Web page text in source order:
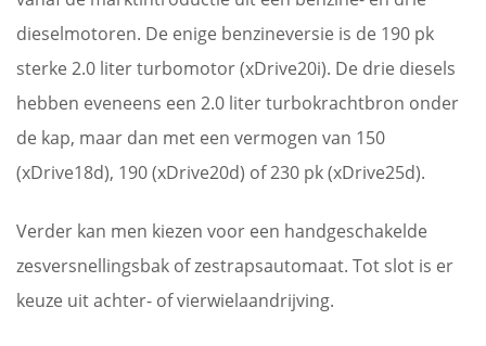
dieselmotoren. De enige benzineversie is de 190 pk
sterke 2.0 liter turbomotor (xDrive20i). De drie diesels
hebben eveneens een 2.0 liter turbokrachtbron onder
de kap, maar dan met een vermogen van 150
(xDrive18d), 190 (xDrive20d) of 230 pk (xDrive25d).
Verder kan men kiezen voor een handgeschakelde
zesversnellingsbak of zestrapsautomaat. Tot slot is er
keuze uit achter- of vierwielaandrijving.